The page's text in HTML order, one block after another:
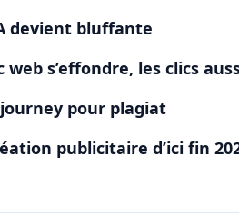
devient bluffante
s’effondre, les clics
pour plagiat
publicitaire d’ici fin